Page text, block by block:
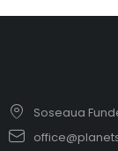
Soseaua